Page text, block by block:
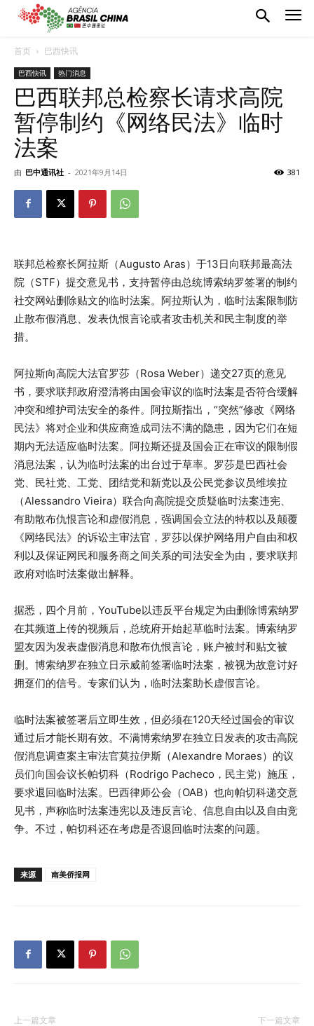
首页 巴西快讯
巴西快讯 热门消息
巴西联邦总检察长请求高院
暂停制约《网络民法》临时
法案
由 巴中通讯社 - 2021年9月14日 381
联邦总检察长阿拉斯（Augusto Aras）于13日向联邦最高法
院（STF）提交意见书，支持暂停由总统博索纳罗签署的制约
社交网站删除贴文的临时法案。阿拉斯认为，临时法案限制防
止散布假消息、发表仇恨言论或者攻击机关和民主制度的举
措。
阿拉斯向高院大法官罗莎（Rosa Weber）递交27页的意见
书，要求联邦政府澄清将由国会审议的临时法案是否符合缓解
冲突和维护司法安全的条件。阿拉斯指出，“突然”修改《网络
民法》将对企业和供应商造成司法不满的隐患，因为它们在短
期内无法适应临时法案。阿拉斯还提及国会正在审议的限制假
消息法案，认为临时法案的出台过于草率。罗莎是巴西社会
党、民社党、工党、团结党和新党以及公民党参议员维埃拉
（Alessandro Vieira）联合向高院提交质疑临时法案违宪、
有助散布仇恨言论和虚假消息，强调国会立法的特权以及颠覆
《网络民法》的诉讼主审法官，罗莎以保护网络用户自由和权
利以及保证网民和服务商之间关系的司法安全为由，要求联邦
政府对临时法案做出解释。
据悉，四个月前，YouTube以违反平台规定为由删除博索纳罗
在其频道上传的视频后，总统府开始起草临时法案。博索纳罗
盟友因为发表虚假消息和散布仇恨言论，账户被封和贴文被
删。博索纳罗在独立日示威前签署临时法案，被视为故意讨好
拥趸们的信号。专家们认为，临时法案助长虚假言论。
临时法案被签署后立即生效，但必须在120天经过国会的审议
通过后才能长期有效。不满博索纳罗在独立日发表的攻击高院
假消息调查案主审法官莫拉伊斯（Alexandre Moraes）的议
员们向国会议长帕切科（Rodrigo Pacheco，民主党）施压，
要求退回临时法案。巴西律师公会（OAB）也向帕切科递交意
见书，声称临时法案违宪以及违反言论、信息自由以及自由竞
争。不过，帕切科还在考虑是否退回临时法案的问题。
来源 南美侨报网
上一篇文章 下一篇文章